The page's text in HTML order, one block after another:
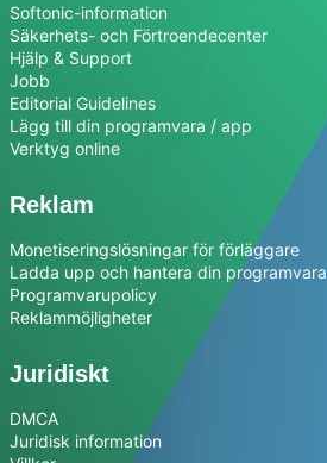
Softonic-information
Säkerhets- och Förtroendecenter
Hjälp & Support
Jobb
Editorial Guidelines
Lägg till din programvara / app
Verktyg online
Reklam
Monetiseringslösningar för förläggare
Ladda upp och hantera din programvara
Programvarupolicy
Reklammöjligheter
Juridiskt
DMCA
Juridisk information